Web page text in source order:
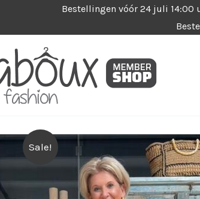
Bestellingen vóór 24 juli 14:00
Sale!